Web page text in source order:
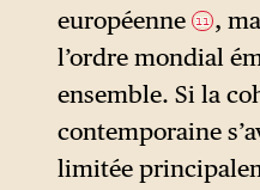
européenne 11 ,
l’ordre mondial
ensemble. Si la
contemporaine
limitée